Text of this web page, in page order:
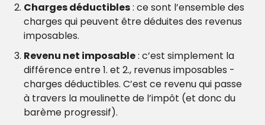
Charges déductibles : ce sont l’ensemble des
charges qui peuvent être déduites des revenus
imposables.
Revenu net imposable : c’est simplement la
différence entre 1. et 2., revenus imposables -
charges déductibles. C’est ce revenu qui passe
à travers la moulinette de l’impôt (et donc du
barème progressif).